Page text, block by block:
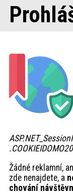
Praxe
Produkty
Prodejní
ProfiMag
Kontakt
Žádné reklamní,
zde nenajdete, a
chování